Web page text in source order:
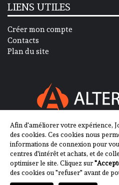
LIENS UTILES
Créer mon compte
Contacts
Plan du site
SUIVEZ-NOUS SUR
Afin d'améliorer votre expérience,
des cookies. Ces cookies nous
informations de connexion pour
centres d'intérêt et achats, et de
optimiser le site. Cliquez sur
des cookies ou "refuser" avant de